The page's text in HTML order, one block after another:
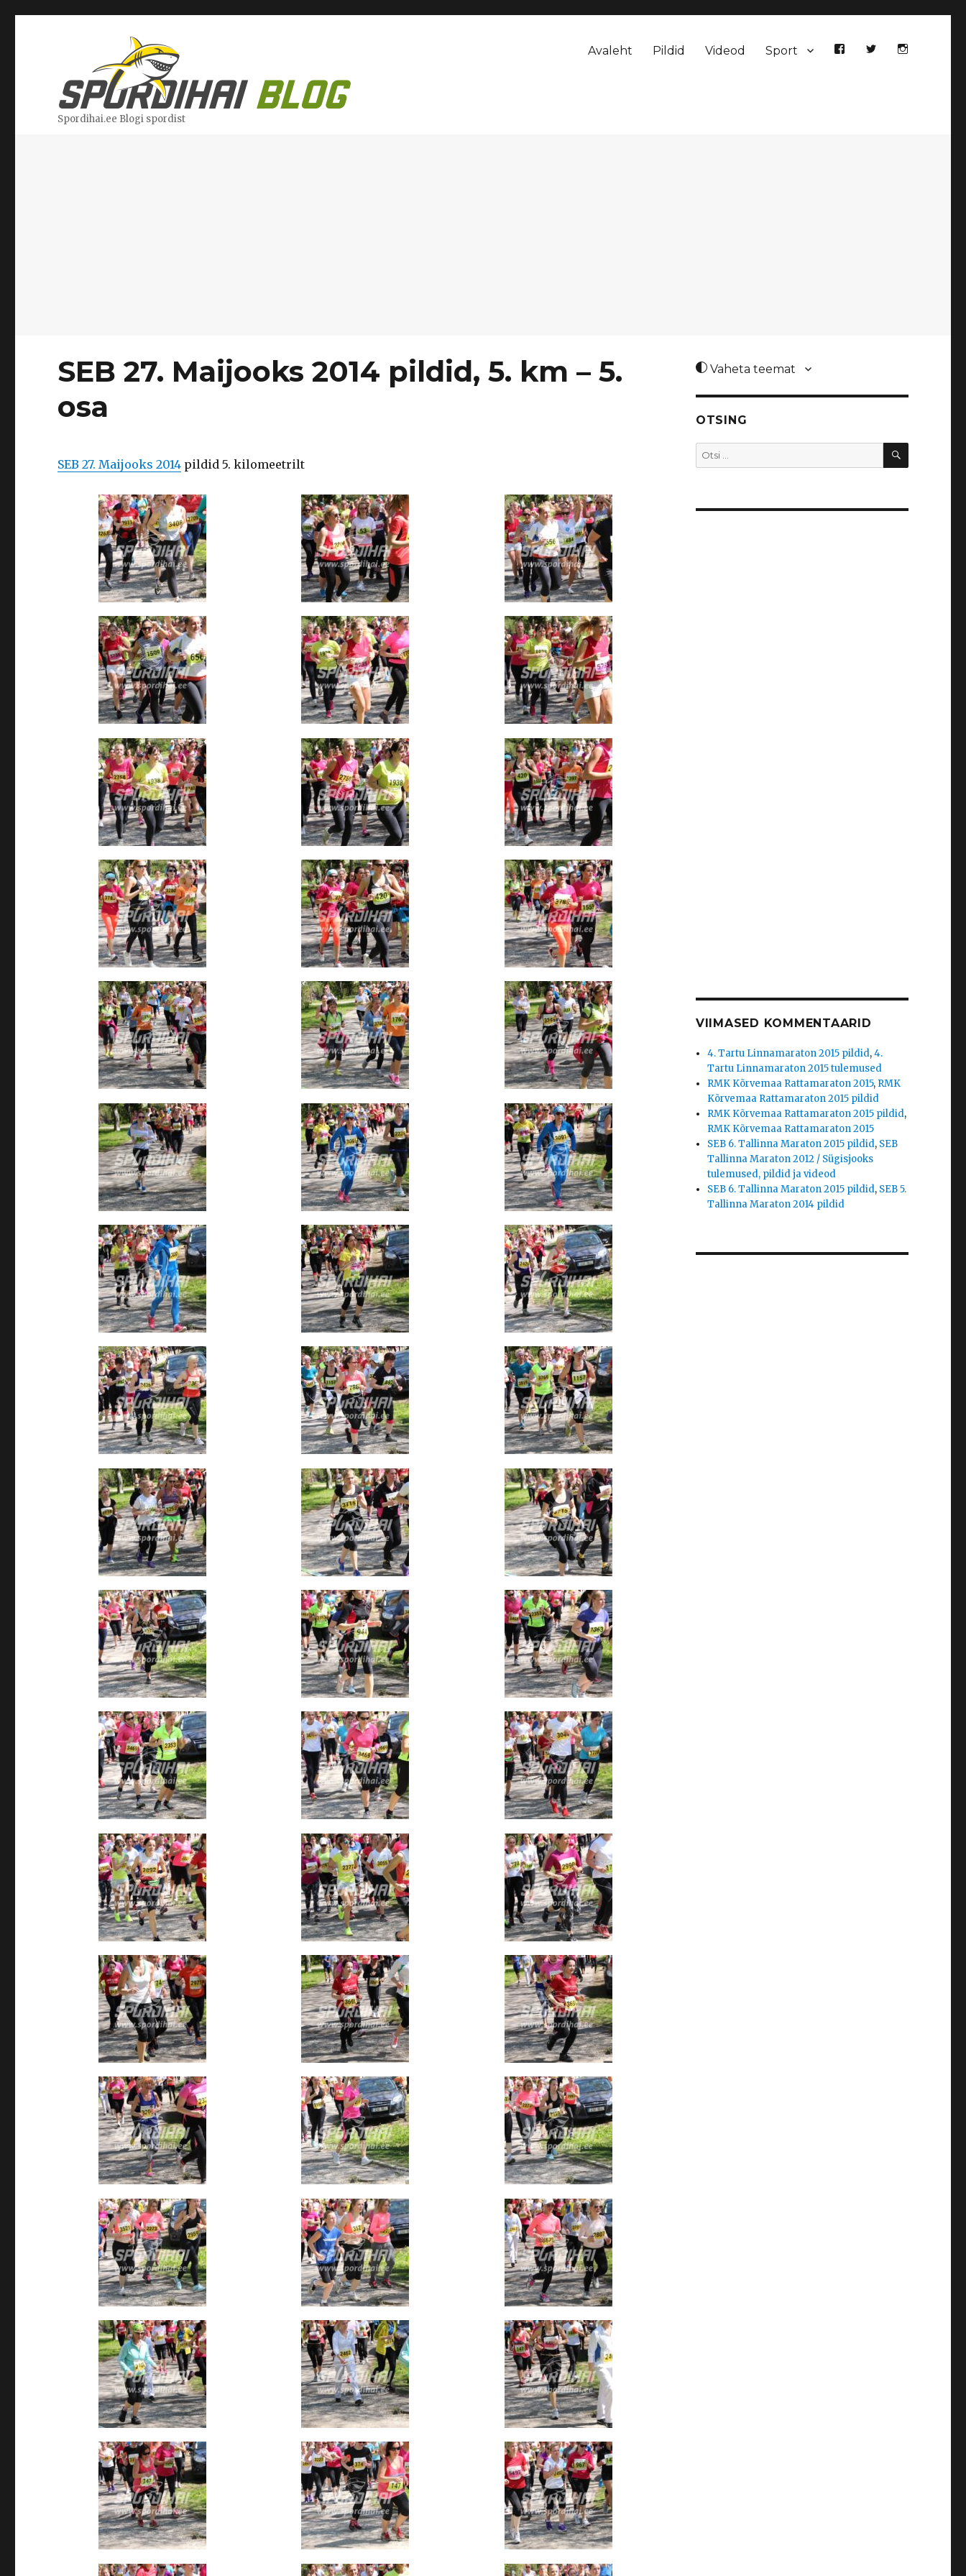
Spordihai.ee Blogi spordist
Avaleht Pildid Videod Sport
SEB 27. Maijooks 2014 pildid, 5. km – 5.
osa
SEB 27. Maijooks 2014 pildid 5. kilomeetrilt
Vaheta teemat
OTSING
Otsi: OTSI
VIIMASED KOMMENTAARID
4. Tartu Linnamaraton 2015 pildid,4.
Tartu Linnamaraton 2015 tulemused
RMK Kõrvemaa Rattamaraton 2015, RMK
Kõrvemaa Rattamaraton 2015 pildid
RMK Kõrvemaa Rattamaraton 2015 pildid,
RMK Kõrvemaa Rattamaraton 2015
SEB 6. Tallinna Maraton 2015 pildid, SEB
Tallinna Maraton 2012 / Sügisjooks
tulemused, pildid ja videod
SEB 6. Tallinna Maraton 2015 pildid, SEB 5.
Tallinna Maraton 2014 pildid